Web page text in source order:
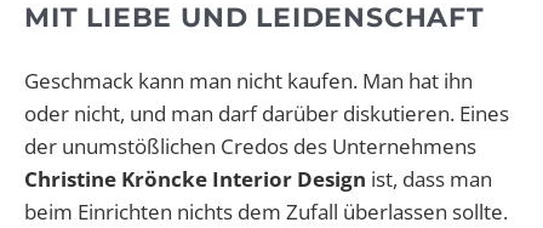
MIT LIEBE UND LEIDENSCHAFT
Geschmack kann man nicht kaufen. Man hat ihn
oder nicht, und man darf darüber diskutieren. Eines
der unumstößlichen Credos des Unternehmens
Christine Kröncke Interior Design ist, dass man
beim Einrichten nichts dem Zufall überlassen sollte.